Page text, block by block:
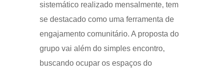
sistemático realizado mensalmente, tem
se destacado como uma ferramenta de
engajamento comunitário. A proposta do
grupo vai além do simples encontro,
buscando ocupar os espaços do